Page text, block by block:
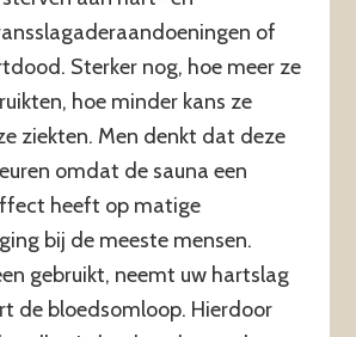
of
Sterker nog, hoe meer ze
hoe minder kans ze
ziekten. Men denkt dat deze
omdat de sauna een
heeft op matige
bij de meeste mensen.
gebruikt, neemt uw hartslag
de bloedsomloop. Hierdoor